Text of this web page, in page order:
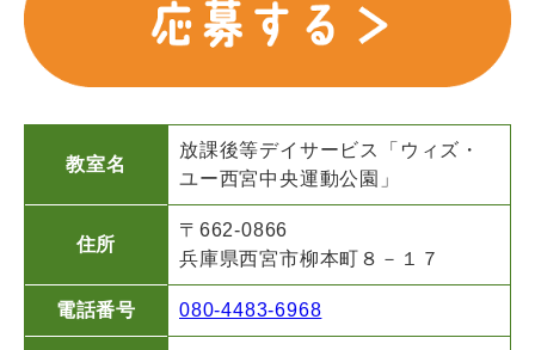
教室名
放課後等デイサービス「ウィズ・
ユー西宮中央運動公園」
住所
〒662-0866
兵庫県西宮市柳本町８－１７
電話番号 080-4483-6968